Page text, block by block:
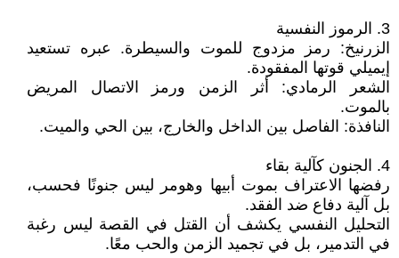
3. الرموز النفسية
الزرنيخ: رمز مزدوج للموت والسيطرة. عبره تستعيد
إيميلي قوتها المفقودة.
الشعر الرمادي: أثر الزمن ورمز الاتصال المريض
بالموت.
النافذة: الفاصل بين الداخل والخارج، بين الحي والميت.
4. الجنون كآلية بقاء
رفضها الاعتراف بموت أبيها وهومر ليس جنونًا فحسب،
بل آلية دفاع ضد الفقد.
التحليل النفسي يكشف أن القتل في القصة ليس رغبة
في التدمير، بل في تجميد الزمن والحب معًا.